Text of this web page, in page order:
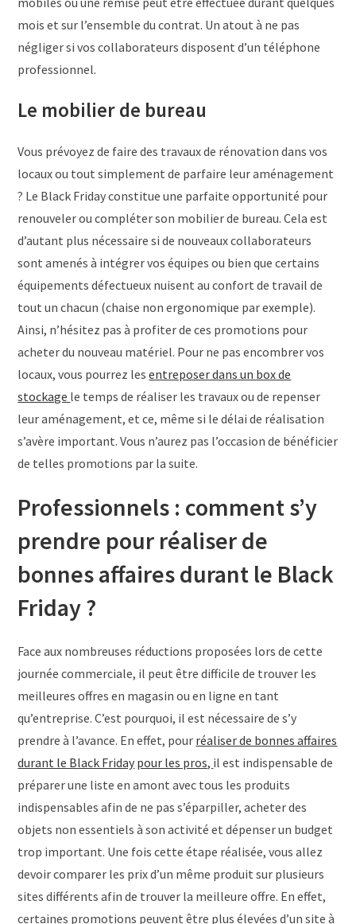
mois et sur l’ensemble du contrat. Un atout à ne pas
négliger si vos collaborateurs disposent d’un téléphone
professionnel.
Le mobilier de bureau
Vous prévoyez de faire des travaux de rénovation dans vos
locaux ou tout simplement de parfaire leur aménagement
? Le Black Friday constitue une parfaite opportunité pour
renouveler ou compléter son mobilier de bureau. Cela est
d’autant plus nécessaire si de nouveaux collaborateurs
sont amenés à intégrer vos équipes ou bien que certains
équipements défectueux nuisent au confort de travail de
tout un chacun (chaise non ergonomique par exemple).
Ainsi, n’hésitez pas à profiter de ces promotions pour
acheter du nouveau matériel. Pour ne pas encombrer vos
locaux, vous pourrez lesentreposer dans un box de
stockage le temps de réaliser les travaux ou de repenser
leur aménagement, et ce, même si le délai de réalisation
s’avère important. Vous n’aurez pas l’occasion de bénéficier
de telles promotions par la suite.
Professionnels : comment s’y
prendre pour réaliser de
bonnes affaires durant le Black
Friday ?
Face aux nombreuses réductions proposées lors de cette
journée commerciale, il peut être difficile de trouver les
meilleures offres en magasin ou en ligne en tant
qu’entreprise. C’est pourquoi, il est nécessaire de s’y
prendre à l’avance. En effet, pour réaliser de bonnes affaires
durant le Black Friday pour les pros, il est indispensable de
préparer une liste en amont avec tous les produits
indispensables afin de ne pas s’éparpiller, acheter des
objets non essentiels à son activité et dépenser un budget
trop important. Une fois cette étape réalisée, vous allez
devoir comparer les prix d’un même produit sur plusieurs
sites différents afin de trouver la meilleure offre. En effet,
certaines promotions peuvent être plus élevées d’un site à